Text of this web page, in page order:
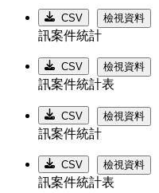
CSV 檢視資料
訊案件統計
CSV 檢視資料
訊案件統計表
CSV 檢視資料
訊案件統計
CSV 檢視資料
訊案件統計表